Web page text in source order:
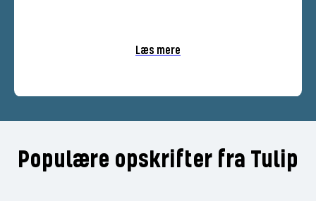
Læs mere
Populære opskrifter fra Tulip